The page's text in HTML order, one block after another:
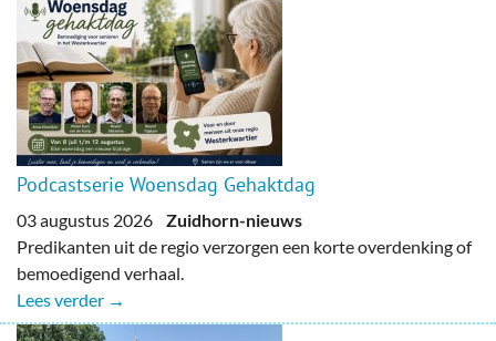
Podcastserie Woensdag Gehaktdag
03 augustus 2026 Zuidhorn-nieuws
Predikanten uit de regio verzorgen een korte overdenking of
bemoedigend verhaal.
Lees verder →